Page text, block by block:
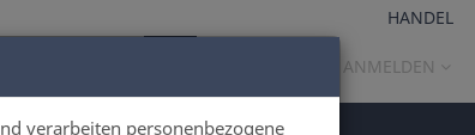
verarbeiten personenbezogene
HANDEL
ANMELDEN